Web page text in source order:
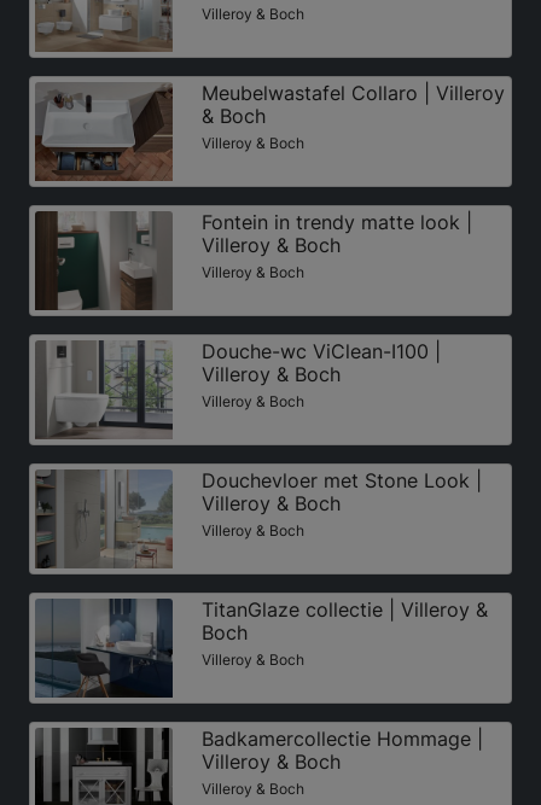
Villeroy & Boch
Meubelwastafel Collaro | Villeroy
& Boch
Villeroy & Boch
Fontein in trendy matte look |
Villeroy & Boch
Villeroy & Boch
Douche-wc ViClean-I100 |
Villeroy & Boch
Villeroy & Boch
Douchevloer met Stone Look |
Villeroy & Boch
Villeroy & Boch
TitanGlaze collectie | Villeroy &
Boch
Villeroy & Boch
Badkamercollectie Hommage |
Villeroy & Boch
Villeroy & Boch